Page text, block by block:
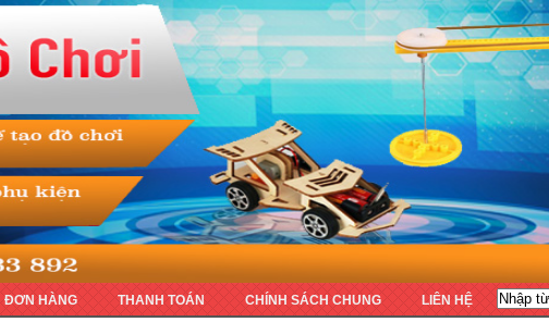
ĐƠN HÀNG THANH TOÁN CHÍNH SÁCH CHUNG LIÊN HỆ